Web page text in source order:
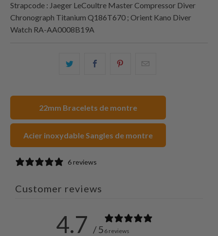
Strapcode : Jaeger LeCoultre Master Compressor Diver
Chronograph Titanium Q186T670 ; Orient Kano Diver
Watch RA-AA0008B19A
Partagez Partager Partagez
22mm Bracelets de montre
Acier inoxydable Sangles de montre
6 reviews
Customer reviews
4.7 / 5 6 reviews